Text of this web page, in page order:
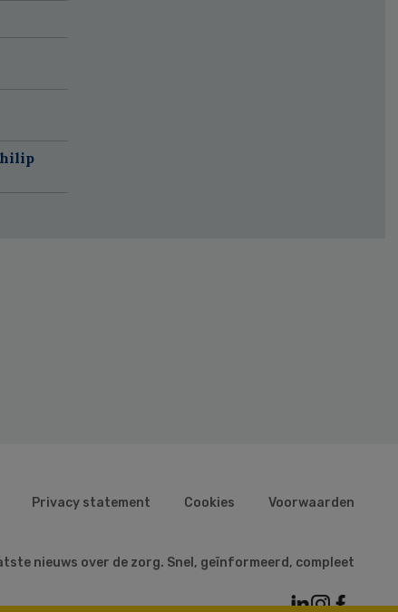
Privacy statement Cookies Voorwaarden
nieuws over de zorg. Snel, geïnformeerd, compleet